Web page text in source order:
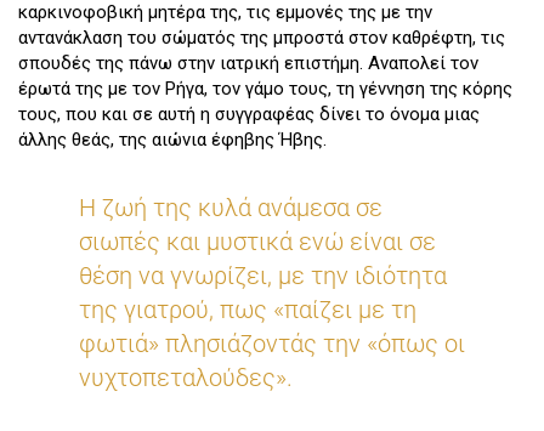
καρκινοφοβική μητέρα της, τις εμμονές της με την
αντανάκλαση του σώματός της μπροστά στον καθρέφτη, τις
σπουδές της πάνω στην ιατρική επιστήμη. Αναπολεί τον
έρωτά της με τον Ρήγα, τον γάμο τους, τη γέννηση της κόρης
τους, που και σε αυτή η συγγραφέας δίνει το όνομα μιας
άλλης θεάς, της αιώνια έφηβης Ήβης.
Η ζωή της κυλά ανάμεσα σε
σιωπές και μυστικά ενώ είναι σε
θέση να γνωρίζει, με την ιδιότητα
της γιατρού, πως «παίζει με τη
φωτιά» πλησιάζοντάς την «όπως οι
νυχτοπεταλούδες».